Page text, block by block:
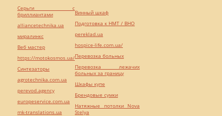
Серьги с
бриллиантами
alliancetechnika.ua
миралинкс
Веб мастер
https://motokosmos.ua/
Синтезаторы
agrotechnika.com.ua
perevod.agency
europeservice.com.ua
mk-translations.ua
Винный шкаф
Подготовка к НМТ / ВНО
pereklad.ua
hospice-life.com.ua/
Перевозка больных
Перевозка лежачих
больных за границу
Шкафы купе
Брендовые сумки
Натяжные потолки Nova
Stelya